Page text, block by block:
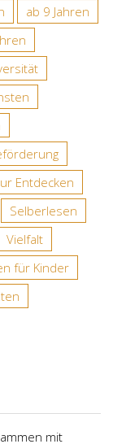
ab 9 Jahren
Entdecken
Selberlesen
Vielfalt
für Kinder
mit